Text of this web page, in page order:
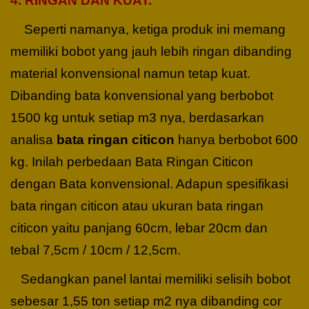
Seperti namanya, ketiga produk ini memang
memiliki bobot yang jauh lebih ringan dibanding
material konvensional namun tetap kuat.
Dibanding bata konvensional yang berbobot
1500 kg untuk setiap m3 nya, berdasarkan
analisa bata ringan citicon hanya berbobot 600
kg. Inilah perbedaan Bata Ringan Citicon
dengan Bata konvensional. Adapun spesifikasi
bata ringan citicon atau ukuran bata ringan
citicon yaitu panjang 60cm, lebar 20cm dan
tebal 7,5cm / 10cm / 12,5cm.
Sedangkan panel lantai memiliki selisih bobot
sebesar 1,55 ton setiap m2 nya dibanding cor